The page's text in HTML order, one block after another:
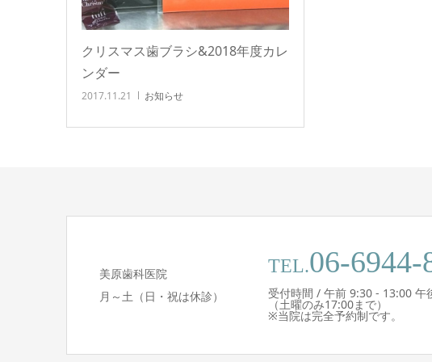
クリスマス歯ブラシ&2018年度カレ
ンダー
2017.11.21 お知らせ
美原歯科医院
月～土（日・祝は休診）
TEL.06-6944-
受付時間 / 午前 9:30 - 13:00 午
（土曜のみ17:00まで）
※当院は完全予約制です。